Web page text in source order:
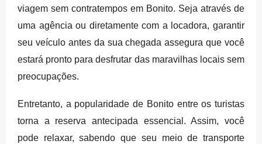
viagem sem contratempos em Bonito. Seja através de
uma agência ou diretamente com a locadora, garantir
seu veículo antes da sua chegada assegura que você
estará pronto para desfrutar das maravilhas locais sem
preocupações.
Entretanto, a popularidade de Bonito entre os turistas
torna a reserva antecipada essencial. Assim, você
pode relaxar, sabendo que seu meio de transporte